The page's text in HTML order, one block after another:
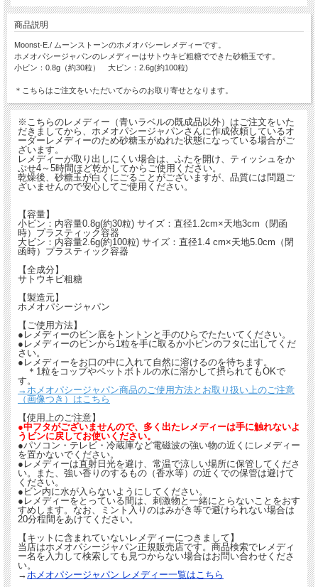
商品説明
Moonst-E./ ムーンストーンのホメオパシーレメディーです。
ホメオパシージャパンのレメディーはサトウキビ粗糖でできた砂糖玉です。
小ビン：0.8g（約30粒） 大ビン：2.6g(約100粒)
＊こちらはご注文をいただいてからのお取り寄せとなります。
※こちらのレメディー（青いラベルの既成品以外）はご注文をいた
だきましてから、ホメオパシージャパンさんに作成依頼しているオ
ーダーレメディーのため砂糖玉がぬれた状態になっている場合がご
ざいます。
レメディーが取り出しにくい場合は、ふたを開け、ティッシュをか
ぶせ4～5時間ほど乾かしてからご使用ください。
乾燥後、砂糖玉が白くにごることがございますが、品質には問題ご
ざいませんので安心してご使用ください。
【容量】
小ビン：内容量0.8g(約30粒) サイズ：直径1.2cm×天地3cm（閉函
時）プラスティック容器
大ビン：内容量2.6g(約100粒) サイズ：直径1.4 cm×天地5.0cm（閉
函時）プラスティック容器
【全成分】
サトウキビ粗糖
【製造元】
ホメオパシージャパン
【ご使用方法】
●レメディーのビン底をトントンと手のひらでたたいてください。
●レメディーのビンから1粒を手に取るか小ビンのフタに出してくだ
さい。
●レメディーをお口の中に入れて自然に溶けるのを待ちます。
＊1粒をコップやペットボトルの水に溶かして摂られてもOKで
す。
→ホメオパシージャパン商品のご使用方法とお取り扱い上のご注意
（画像つき）はこちら
【使用上のご注意】
●中フタがございませんので、多く出たレメディーは手に触れないよ
うビンに戻してお使いください。
●パソコン・テレビ・冷蔵庫など電磁波の強い物の近くにレメディー
を置かないでください。
●レメディーは直射日光を避け、常温で涼しい場所に保管してくださ
い。また、強い香りのするもの（香水等）の近くでの保管は避けて
ください。
●ビン内に水が入らないようにしてください。
●レメディーをとっている間は、刺激物と一緒にとらないことをおす
すめします。なお、ミント入りのはみがき等で避けられない場合は
20分程間をあけてください。
【キットに含まれていないレメディーにつきまして】
当店はホメオパシージャパン正規販売店です。商品検索でレメディ
ー名を入力して検索しても見つからない場合はお問い合わせくださ
い。
→ホメオパシージャパン レメディー一覧はこちら